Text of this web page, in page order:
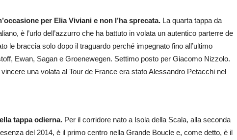
per Elia Viviani e non l’ha sprecata. La quarta tappa da
è l’urlo dell’azzurro che ha battuto in volata un autentico parterre de
le braccia solo dopo il traguardo perché impegnato fino all’ultimo
Ewan, Sagan e Groenewegen. Settimo posto per Giacomo Nizzolo.
una volata al Tour de France era stato Alessandro Petacchi nel
tappa odierna. Per il corridore nato a Isola della Scala, alla seconda
del 2014, è il primo centro nella Grande Boucle e, come detto, è il